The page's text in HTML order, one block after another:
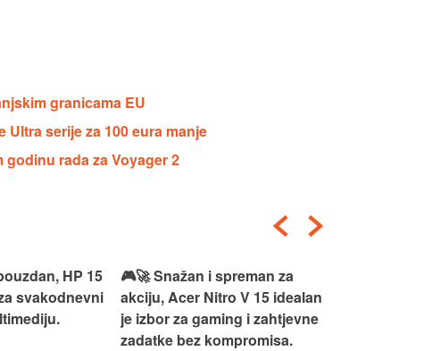
granicama EU
serije za 100 eura manje
rada za Voyager 2
HP 15
svakodnevni
🎮🚀 Snažan i spreman za
akciju, Acer Nitro V 15 idealan
je izbor za gaming i zahtjevne
zadatke bez kompromisa.